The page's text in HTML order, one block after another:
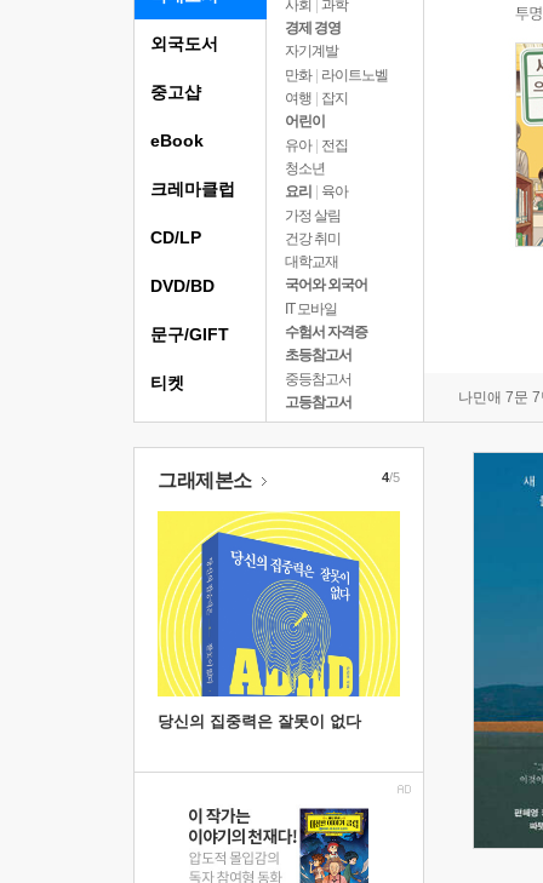
사회 | 과학
경제 경영
자기계발
만화 | 라이트노벨
여행
잡지
어린이
유아 | 전집
청소년
요리
육아
가정 살림
건강 취미
대학교재
국어와 외국어
IT 모바일
수험서 자격증
초등참고서
중등참고서
고등참고서
나민애 7문
외국도서
중고샵
eBook
크레마클럽
CD/LP
DVD/BD
문구/GIFT
티켓
그래제본소
당신의 집중력은 잘못이 없다
4/5